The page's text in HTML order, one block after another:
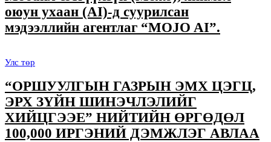
оюун ухаан (AI)-д суурилсан
мэдээллийн агентлаг “MOJO AI”.
Улс төр
“ОРШУУЛГЫН ГАЗРЫН ЭМХ ЦЭГЦ,
ЭРХ ЗҮЙН ШИНЭЧЛЭЛИЙГ
ХИЙЦГЭЭЕ” НИЙТИЙН ӨРГӨДӨЛ
100,000 ИРГЭНИЙ ДЭМЖЛЭГ АВЛАА